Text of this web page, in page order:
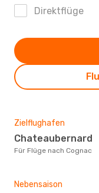
Direktflüge
Zielflughafen
Chateaubernard
Für Flüge nach Cognac
Nebensaison